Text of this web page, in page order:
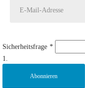
Sicherheitsfrage *
1.
Abonnieren